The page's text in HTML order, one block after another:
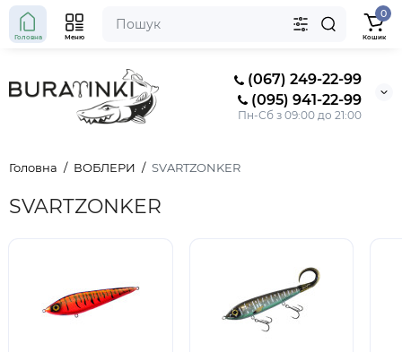
(067) 249-22-99
(095) 941-22-99
Пн-Сб з 09:00 до 21:00
Головна Меню
0
Кошик
Головна ВОБЛЕРИ SVARTZONKER
SVARTZONKER